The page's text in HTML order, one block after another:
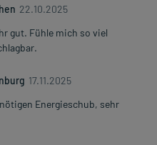
22.10.2025
gut. Fühle mich so viel
17.11.2025
Energieschub, sehr